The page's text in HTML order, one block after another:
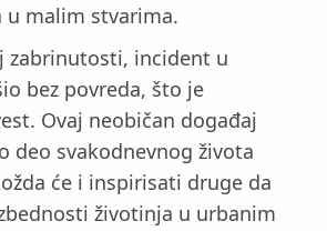
u malim stvarima.
zabrinutosti, incident u
bez povreda, što je
Ovaj neobičan događaj
deo svakodnevnog života
će i inspirisati druge da
životinja u urbanim